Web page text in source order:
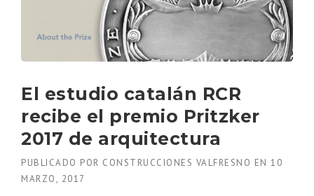
Y
P
E
R
S
A
N
A
»
E
C
U
P
E
A
E
L
E
S
El estudio catalán RCR
recibe el premio Pritzker
2017 de arquitectura
PUBLICADO POR CONSTRUCCIONES VALFRESNO EN 10
MARZO, 2017